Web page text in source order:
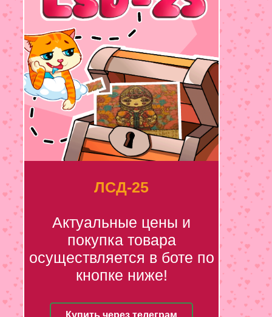
ЛСД-25
Актуальные цены и
покупка товара
осуществляется в боте по
кнопке ниже!